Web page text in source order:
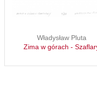
Władysław Pluta
Zima w górach -